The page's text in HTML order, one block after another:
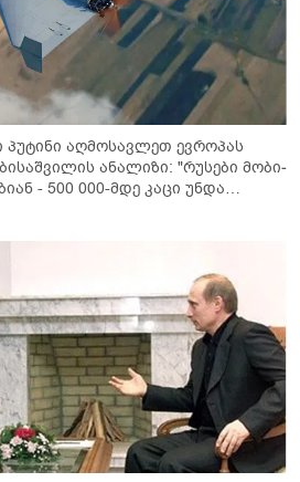
პუტინი აღმოსავლეთ ევროპას
ანალიზი: "რუსები მობი­
- 500 000-მდე კაცი უნდა